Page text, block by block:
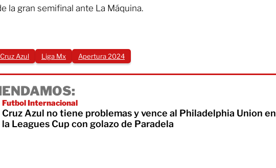
la gran semifinal ante La Máquina.
Cruz Azul Liga Mx Apertura 2024
Futbol Internacional
Cruz Azul no tiene problemas y vence al Philadelphia Union en
la Leagues Cup con golazo de Paradela